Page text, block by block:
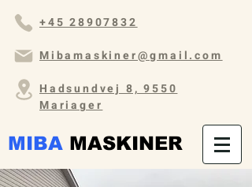
+45 28907832
Mibamaskiner@gmail.com
Hadsundvej 8, 9550
Mariager
MIBA MASKINER